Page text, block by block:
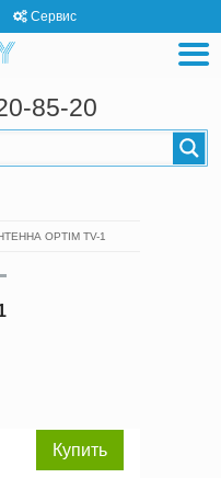
Сервис
85-20
OPTIM TV-1
Купить